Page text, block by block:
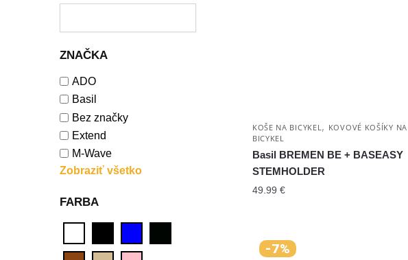
KOŠE NA BICYKEL, KOVOVÉ KOŠÍKY NA
BICYKEL
Basil BREMEN BE + BASEASY
STEMHOLDER
49.99 €
-7%
ZNAČKA
ADO
Basil
Bez značky
Extend
M-Wave
Zobraziť všetko
FARBA